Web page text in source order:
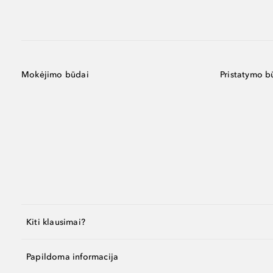
Mokėjimo būdai Pristatymo
Kiti klausimai?
Papildoma informacija